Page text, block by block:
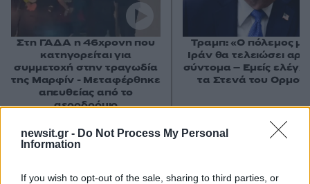
newsit.gr - Do Not Process My Personal
Information
If you wish to opt-out of the sale, sharing to third parties, or
Σχόλια
Στη ΓΑΔΑ η 46χρονη που
κατηγορείται για
συμμετοχή στην τραγωδία
της Μαρφίν - Μεταφέρθηκε
απευθείας από το
αεροδρόμιο
Τραμπ: «Ο πόλεμος με
Ιράν θα τελειώσει
σύντομα – Εμείς
τα Στενά του